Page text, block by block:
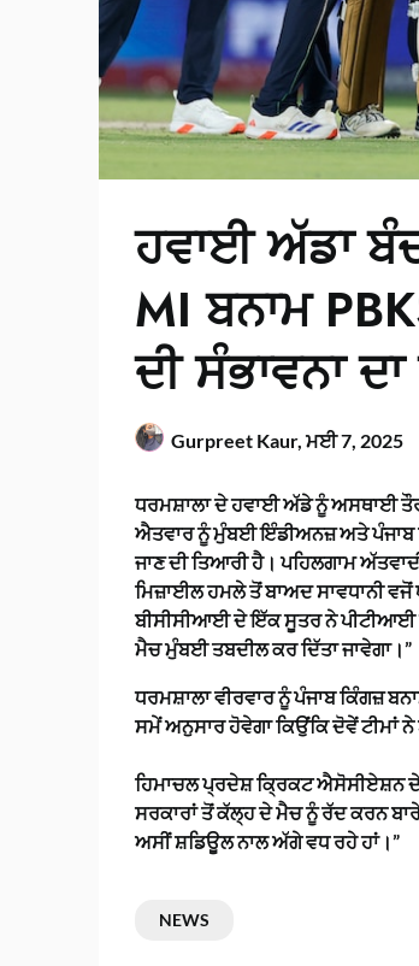
ਹਵਾਈ ਅੱਡਾ
MI ਬਨਾਮ
ਦੀ ਸੰਭਾਵਨਾ
Gurpreet Kaur,ਮਈ 7, 2025
ਧਰਮਸ਼ਾਲਾ ਦੇ ਹਵਾਈ ਅੱਡੇ ਨੂੰ ਅਸਥਾਈ ਤੌਰ
ਐਤਵਾਰ ਨੂੰ ਮੁੰਬਈ ਇੰਡੀਅਨਜ਼ ਅਤੇ ਪੰਜਾਬ
ਜਾਣ ਦੀ ਤਿਆਰੀ ਹੈ। ਪਹਿਲਗਾਮ
ਮਿਜ਼ਾਈਲ ਹਮਲੇ ਤੋਂ ਬਾਅਦ ਸਾਵਧਾਨੀ
ਬੀਸੀਸੀਆਈ ਦੇ ਇੱਕ ਸੂਤਰ ਨੇ ਪੀਟੀਆਈ
ਮੈਚ ਮੁੰਬਈ ਤਬਦੀਲ ਕਰ ਦਿੱਤਾ ਜਾਵੇਗਾ।”
ਧਰਮਸ਼ਾਲਾ ਵੀਰਵਾਰ ਨੂੰ ਪੰਜਾਬ ਕਿੰਗਜ਼
ਸਮੇਂ ਅਨੁਸਾਰ ਹੋਵੇਗਾ ਕਿਉਂਕਿ ਦੋਵੇਂ ਟੀਮਾਂ
ਹਿਮਾਚਲ ਪ੍ਰਦੇਸ਼ ਕ੍ਰਿਕਟ ਐਸੋਸੀਏਸ਼ਨ
ਸਰਕਾਰਾਂ ਤੋਂ ਕੱਲ੍ਹ ਦੇ ਮੈਚ ਨੂੰ ਰੱਦ ਕਰਨ
ਅਸੀਂ ਸ਼ਡਿਊਲ ਨਾਲ ਅੱਗੇ ਵਧ ਰਹੇ ਹਾਂ।”
NEWS